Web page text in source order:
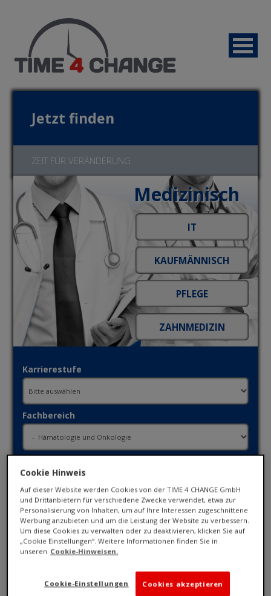
Jetzt bewerben!
Jetzt finden
ZEIT FÜR VERÄNDERUNG
Medizinisch
Karrierestufe
Fachbereich
Umkreis
Cookie Hinweis
Auf dieser Website werden Cookies von der TIME 4 CHANGE GmbH
und Drittanbietern für verschiedene Zwecke verwendet, etwa zur
Personalisierung von Inhalten, um auf Ihre Interessen zugeschnittene
Werbung anzubieten und um die Leistung der Website zu verbessern.
Um diese Cookies zu verwalten oder zu deaktivieren, klicken Sie auf
„Cookie Einstellungen“. Weitere Informationen finden Sie in
unseren Cookie-Hinweisen.
Cookies akzeptieren
Cookie-Einstellungen